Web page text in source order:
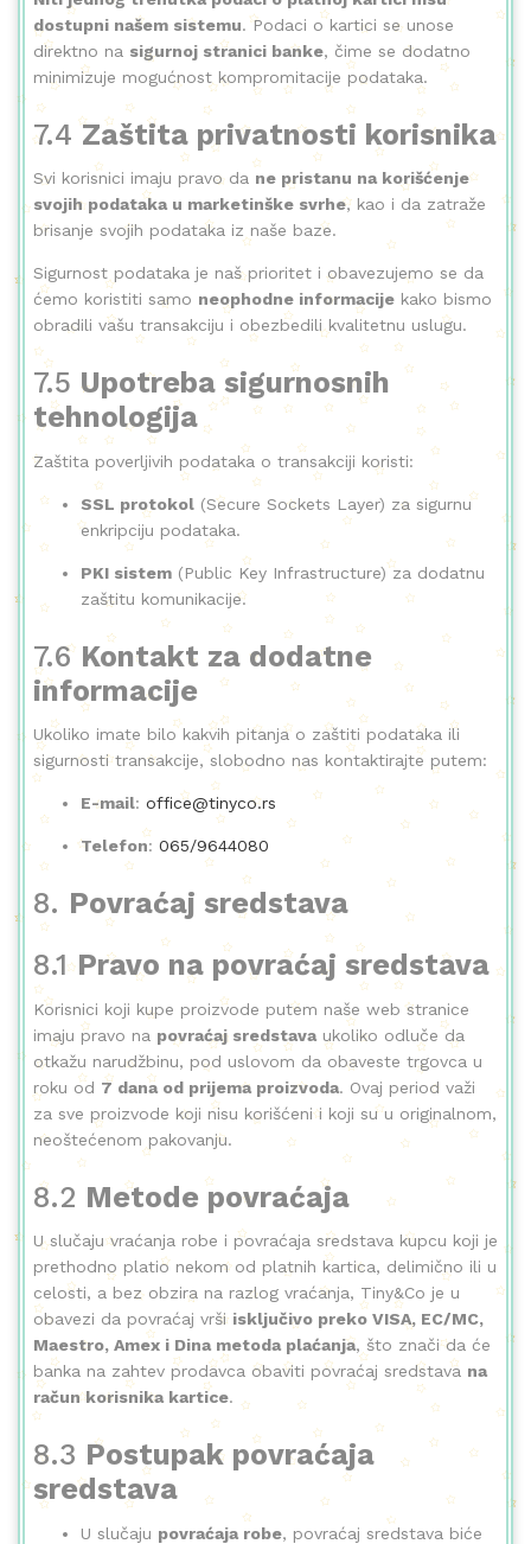
dostupni našem sistemu. Podaci o kartici se unose
direktno na sigurnoj stranici banke, čime se dodatno
minimizuje mogućnost kompromitacije podataka.
7.4Zaštita privatnosti korisnika
Svi korisnici imaju pravo da ne pristanu na korišćenje
svojih podataka u marketinške svrhe, kao i da zatraže
brisanje svojih podataka iz naše baze.
Sigurnost podataka je naš prioritet i obavezujemo se da
ćemo koristiti samo neophodne informacije kako bismo
obradili vašu transakciju i obezbedili kvalitetnu uslugu.
7.5 Upotreba sigurnosnih
tehnologija
Zaštita poverljivih podataka o transakciji koristi:
SSL protokol (Secure Sockets Layer) za sigurnu
enkripciju podataka.
PKI sistem (Public Key Infrastructure) za dodatnu
zaštitu komunikacije.
7.6 Kontakt za dodatne
informacije
Ukoliko imate bilo kakvih pitanja o zaštiti podataka ili
sigurnosti transakcije, slobodno nas kontaktirajte putem:
E-mail: office@tinyco.rs
Telefon: 065/9644080
8. Povraćaj sredstava
8.1Pravo na povraćaj sredstava
Korisnici koji kupe proizvode putem naše web stranice
imaju pravo na povraćaj sredstava ukoliko odluče da
otkažu narudžbinu, pod uslovom da obaveste trgovca u
roku od 7 dana od prijema proizvoda. Ovaj period važi
za sve proizvode koji nisu korišćeni i koji su u originalnom,
neoštećenom pakovanju.
8.2 Metode povraćaja
U slučaju vraćanja robe i povraćaja sredstava kupcu koji je
prethodno platio nekom od platnih kartica, delimično ili u
celosti, a bez obzira na razlog vraćanja, Tiny&Co je u
obavezi da povraćaj vrši isključivo preko VISA, EC/MC,
Maestro, Amex i Dina metoda plaćanja, što znači da će
banka na zahtev prodavca obaviti povraćaj sredstava na
račun korisnika kartice.
8.3 Postupak povraćaja
sredstava
U slučaju povraćaja robe, povraćaj sredstava biće